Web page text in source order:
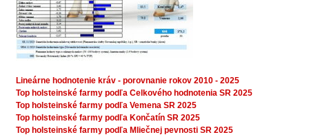
Lineárne hodnotenie kráv - porovnanie rokov 2010 - 2025
Top holsteinské farmy podľa Celkového hodnotenia SR 2025
Top holsteinské farmy podľa Vemena SR 2025
Top holsteinské farmy podľa Končatín SR 2025
Top holsteinské farmy podľa Mliečnej pevnosti SR 2025